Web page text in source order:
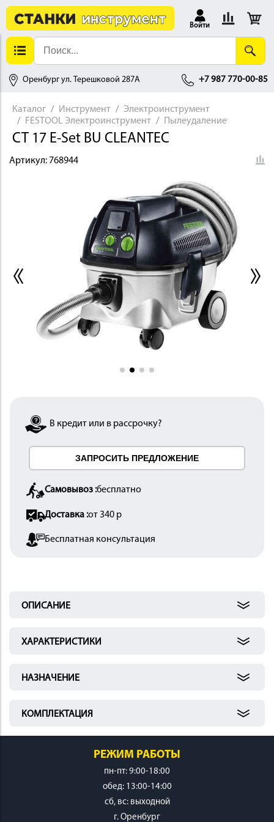
Войти
Оренбург ул. Терешковой 287А +7 987 770-00-85
ДЕРЕВООБРАБОТКА
ОСНАСТКА
Каталог Инструмент
Электроинструмент
FESTOOL Электроинструмент
Пылеудаление
CT 17 E-Set BU CLEANTEC
Артикул: 768944
В кредит или в рассрочку?
ЗАПРОСИТЬ ПРЕДЛОЖЕНИЕ
Самовывоз :бесплатно
Доставка :от 340 р
Бесплатная консультация
ОПИСАНИЕ
ХАРАКТЕРИСТИКИ
НАЗНАЧЕНИЕ
КОМПЛЕКТАЦИЯ
РЕЖИМ РАБОТЫ
пн-пт: 9:00-18:00
обед: 13:00-14:00
cб, вс: выходной
г. Оренбург